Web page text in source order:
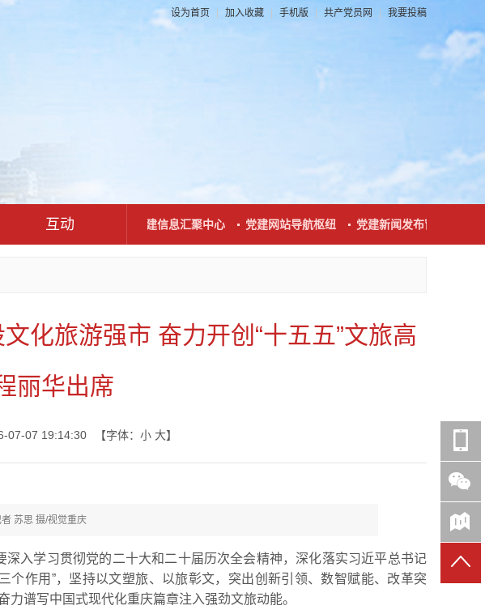
设为首页 | 加入收藏 | 手机版 | 共产党员网 | 我要投稿
互动
党建头条微信公众号
党群联系互动平台 党建信息汇聚中心 党建网站导航枢纽 党建新闻发布窗口
化旅游强市 奋力开创“十五五”文旅高
丽华出席
07-07 19:14:30 【字体： 小 大】
苏思 摄/视觉重庆
入学习贯彻党的二十大和二十届历次全会精神，深化落实习近平总书记
个作用”，坚持以文塑旅、以旅彰文，突出创新引领、数智赋能、改革突
谱写中国式现代化重庆篇章注入强劲文旅动能。